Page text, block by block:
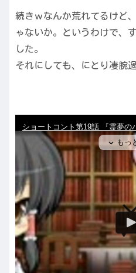
続きｗなんか荒れてるけど
ゃないか。というわけで、
した。
それにしても、にとり凄腕